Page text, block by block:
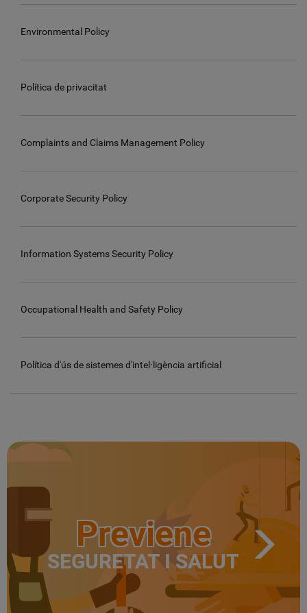
Environmental Policy
Política de privacitat
Complaints and Claims Management Policy
Corporate Security Policy
Information Systems Security Policy
Occupational Health and Safety Policy
Política d'ús de sistemes d'intel·ligència artificial
Previene
SEGURETAT I SALUT